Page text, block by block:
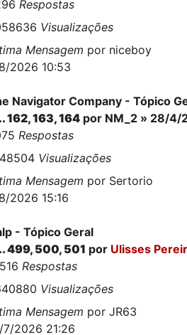
Respostas
Visualizações
Mensagem por niceboy
2026 10:53
Navigator Company - Tópico
162,163,164 por NM_2 » 28/4/
Respostas
Visualizações
Mensagem por Sertorio
2026 15:16
- Tópico Geral
499, 500, 501 por Ulisses
Respostas
Visualizações
Mensagem por JR63
7/2026 21:26